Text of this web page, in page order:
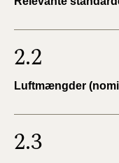
2.2
Luftmængder
2.3